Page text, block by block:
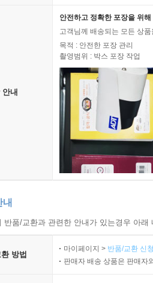
안내
안전하고 정확한 포장을 위
고객님께 배송되는 모든 상
목적 : 안전한 포장 관리
촬영범위 : 박스 포장 작업
품/교환과 관련한 안내가 있는경우 아
방법
마이페이지 > 반품/교환 신
판매자 배송 상품은 판매자